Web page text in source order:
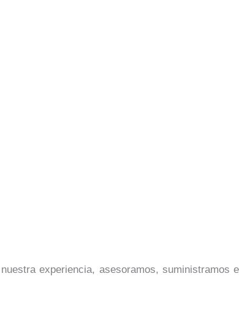
experiencia, asesoramos, suministramos e